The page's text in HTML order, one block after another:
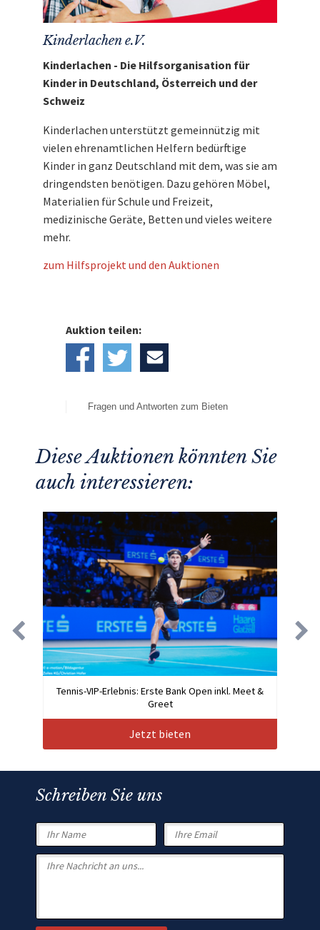
Kinderlachen e.V.
Kinderlachen - Die Hilfsorganisation für
Kinder in Deutschland, Österreich und der
Schweiz
Kinderlachen unterstützt gemeinnützig mit
vielen ehrenamtlichen Helfern bedürftige
Kinder in ganz Deutschland mit dem, was sie am
dringendsten benötigen. Dazu gehören Möbel,
Materialien für Schule und Freizeit,
medizinische Geräte, Betten und vieles weitere
mehr.
zum Hilfsprojekt und den Auktionen
Auktion teilen:
Fragen und Antworten zum Bieten
Diese Auktionen könnten Sie
auch interessieren:
Tennis-VIP-Erlebnis: Erste Bank Open inkl. Meet &
Greet
Jetzt bieten
Schreiben Sie uns